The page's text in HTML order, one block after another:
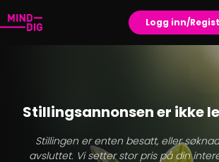
Logg inn/
Stillingsannonsen er ikke
Stillingen er enten besatt, eller
avsluttet. Vi setter stor pris på din